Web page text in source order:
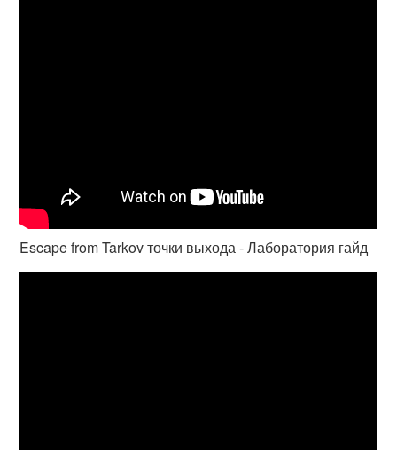
Escape from Tarkov точки выхода - Лаборатория гайд